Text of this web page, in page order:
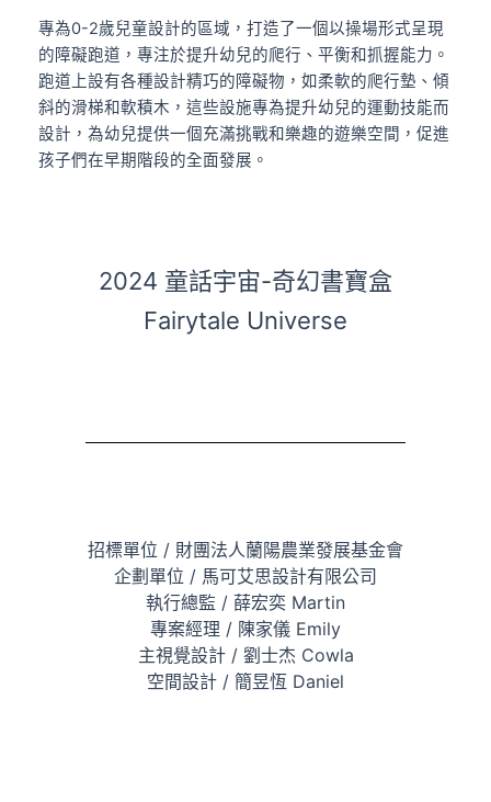
專為0-2歲兒童設計的區域，打造了一個以操場形式呈現
的障礙跑道，專注於提升幼兒的爬行、平衡和抓握能力。
跑道上設有各種設計精巧的障礙物，如柔軟的爬行墊、傾
斜的滑梯和軟積木，這些設施專為提升幼兒的運動技能而
設計，為幼兒提供一個充滿挑戰和樂趣的遊樂空間，促進
孩子們在早期階段的全面發展。
2024 童話宇宙-奇幻書寶盒
Fairytale Universe
招標單位 / 財團法人蘭陽農業發展基金會
企劃單位 / 馬可艾思設計有限公司
執行總監 / 薛宏奕 Martin
專案經理 / 陳家儀 Emily
主視覺設計 / 劉士杰 Cowla
空間設計 / 簡昱恆 Daniel